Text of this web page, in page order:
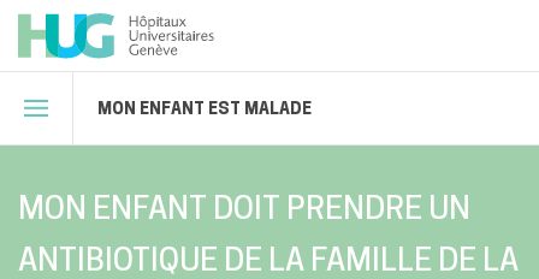
MON ENFANT EST MALADE
MON ENFANT DOIT PRENDRE UN
ANTIBIOTIQUE DE LA FAMILLE DE LA